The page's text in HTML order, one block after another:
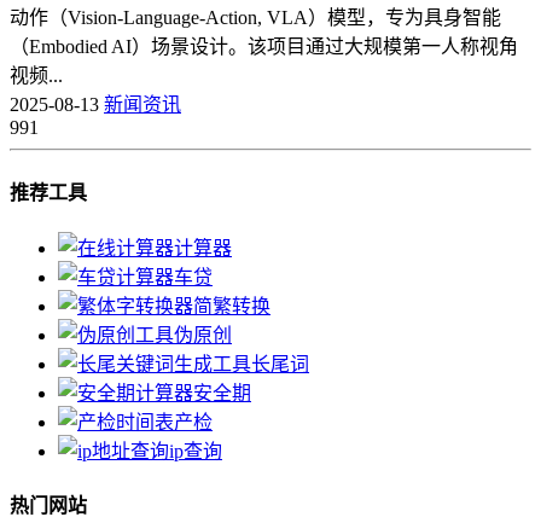
动作（Vision-Language-Action, VLA）模型，专为具身智能
（Embodied AI）场景设计。该项目通过大规模第一人称视角
视频...
2025-08-13 新闻资讯
991
推荐工具
计算器
车贷
简繁转换
伪原创
长尾词
安全期
产检
ip查询
热门网站